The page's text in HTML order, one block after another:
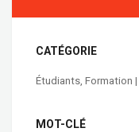
CATÉGORIE
Étudiants, Formation
MOT-CLÉ